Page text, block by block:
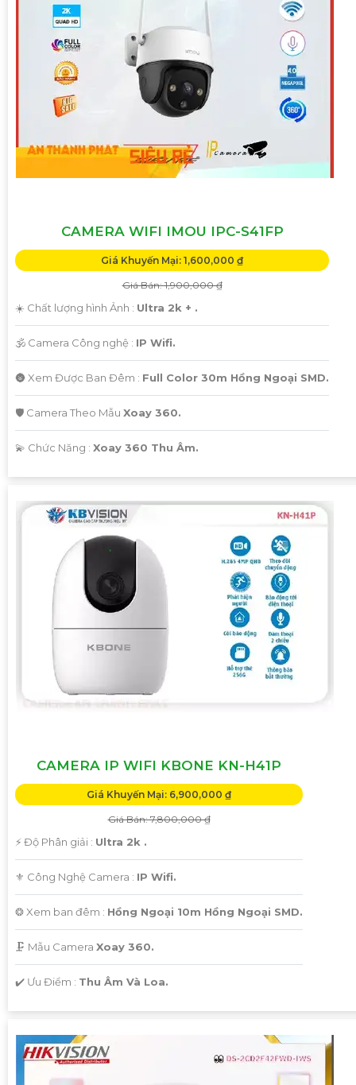
CAMERA WIFI IMOU IPC-S41FP
Giá Khuyến Mại: 1,600,000 ₫
Giá Bán: 1,900,000 ₫
☀️ Chất lượng hình Ảnh : Ultra 2k + .
🕉️ Camera Công nghệ : IP Wifi.
🌚 Xem Được Ban Đêm : Full Color 30m Hồng Ngoại SMD.
🛡 Camera Theo Mẫu Xoay 360.
️💫 Chức Năng : Xoay 360 Thu Âm.
CAMERA IP WIFI KBONE KN-H41P
Giá Khuyến Mại: 6,900,000 ₫
Giá Bán: 7,800,000 ₫
️⚡ Độ Phân giải : Ultra 2k .
⚜️ Công Nghệ Camera : IP Wifi.
❂ Xem ban đêm : Hồng Ngoại 10m Hồng Ngoại SMD.
🗜️ Mẫu Camera Xoay 360.
️✔️ Ưu Điểm : Thu Âm Và Loa.